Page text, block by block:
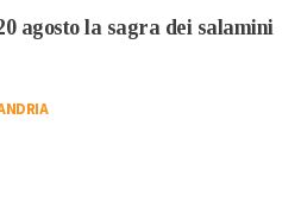
agosto la sagra dei salamini